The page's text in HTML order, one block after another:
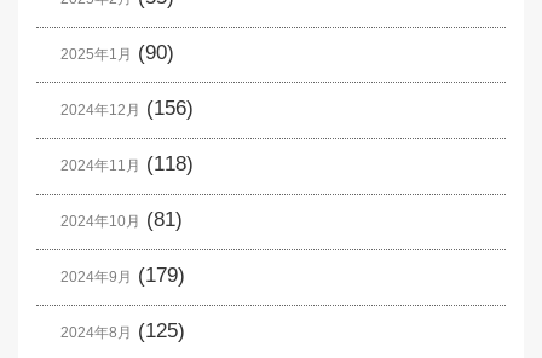
2025年1月 (90)
2024年12月 (156)
2024年11月 (118)
2024年10月 (81)
2024年9月 (179)
2024年8月 (125)